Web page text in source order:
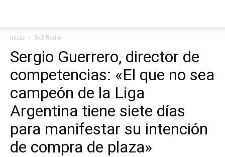
Inicio 3x3 Radio
Sergio Guerrero, director de
competencias: «El que no sea
campeón de la Liga
Argentina tiene siete días
para manifestar su intención
de compra de plaza»